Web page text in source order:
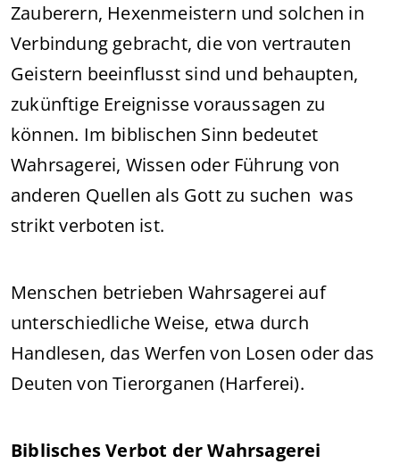
Zauberern, Hexenmeistern und solchen in
Verbindung gebracht, die von vertrauten
Geistern beeinflusst sind und behaupten,
zukünftige Ereignisse voraussagen zu
können. Im biblischen Sinn bedeutet
Wahrsagerei, Wissen oder Führung von
anderen Quellen als Gott zu suchen was
strikt verboten ist.
Menschen betrieben Wahrsagerei auf
unterschiedliche Weise, etwa durch
Handlesen, das Werfen von Losen oder das
Deuten von Tierorganen (Harferei).
Biblisches Verbot der Wahrsagerei